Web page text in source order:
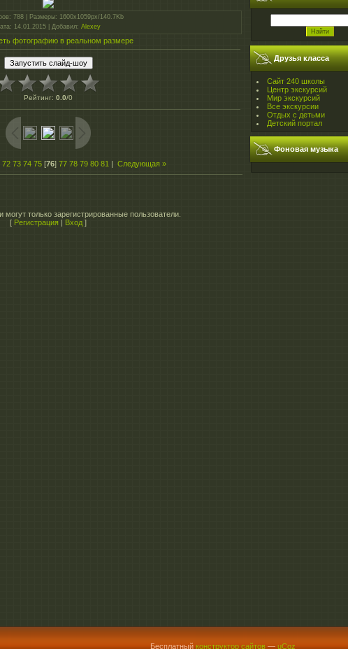
: 788 | Размеры: 1600x1059px/140.7Kb
: 14.01.2015 | Добавил: Alexey
фотографию в реальном размере
Рейтинг: 0.0/0
72 73 74 75 [76] 77 78 79 80 81 Следующая »
только зарегистрированные пользователи.
[ Регистрация | Вход ]
Друзья класса
Сайт 240 школы
Центр экскурсий
Мир экскурсий
Все экскурсии
Отдых с детьми
Детский портал
Фоновая музыка
Бесплатный конструктор сайтов — uCoz